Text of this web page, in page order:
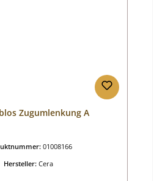
Zugumlenkung A
01008166
Hersteller: Cera